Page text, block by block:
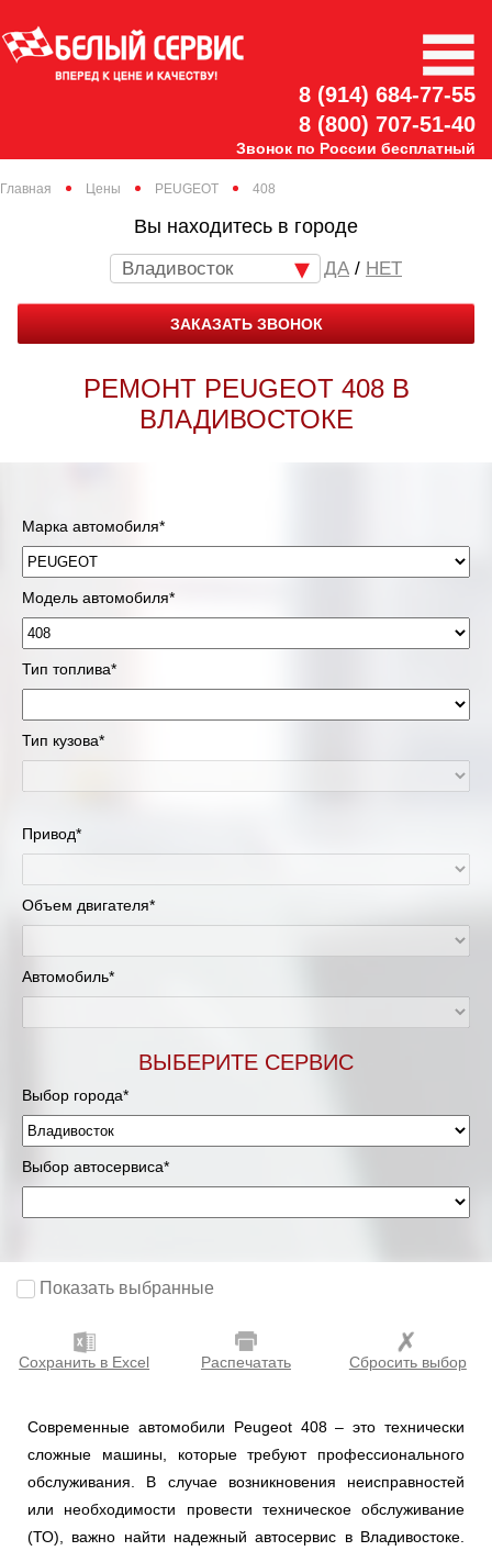
8 (914) 684-77-55
8 (800) 707-51-40
Звонок по России бесплатный
Главная Цены PEUGEOT 408
Вы находитесь в городе
Владивосток / НЕТ
ЗАКАЗАТЬ ЗВОНОК
РЕМОНТ PEUGEOT 408 В
ВЛАДИВОСТОКЕ
Марка автомобиля*
Модель автомобиля*
Тип топлива*
Тип кузова*
Привод*
Объем двигателя*
Автомобиль*
ВЫБЕРИТЕ СЕРВИС
Выбор города*
Выбор автосервиса*
Показать выбранные
Сохранить в Excel Распечатать Сбросить выбор
Современные автомобили Peugeot 408 – это технически
сложные машины, которые требуют профессионального
обслуживания. В случае возникновения неисправностей
или необходимости провести техническое обслуживание
(ТО), важно найти надежный автосервис в Владивостоке.